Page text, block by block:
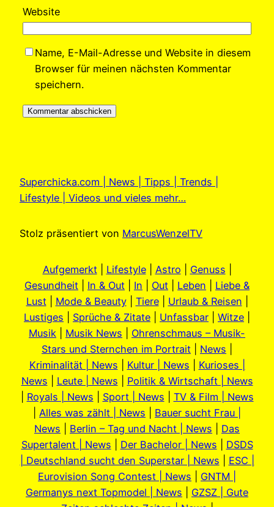
Website
Name, E-Mail-Adresse und Website in diesem
Browser für meinen nächsten Kommentar
speichern.
Superchicka.com | News | Tipps | Trends |
Lifestyle | Videos und vieles mehr…
Stolz präsentiert von MarcusWenzelTV
Aufgemerkt| Lifestyle| Astro Genuss
Gesundheit
In & Out In Out Leben
Liebe &
Lust| Mode & Beauty| Tiere| Urlaub & Reisen
Lustiges
Sprüche & Zitate Unfassbar Witze
Musik
Musik News
Ohrenschmaus – Musik-
Stars und Sternchen im Portrait
News
Kriminalität | News
Kultur | News
Kurioses |
News
Leute | News
Politik & Wirtschaft | News
Royals | News Sport | News
TV & Film | News
Alles was zählt | News
Bauer sucht Frau |
News
Berlin – Tag und Nacht | News
Das
Supertalent | News
Der Bachelor | News
DSDS
| Deutschland sucht den Superstar | News
ESC |
Eurovision Song Contest | News
GNTM |
Germanys next Topmodel | News
GZSZ | Gute